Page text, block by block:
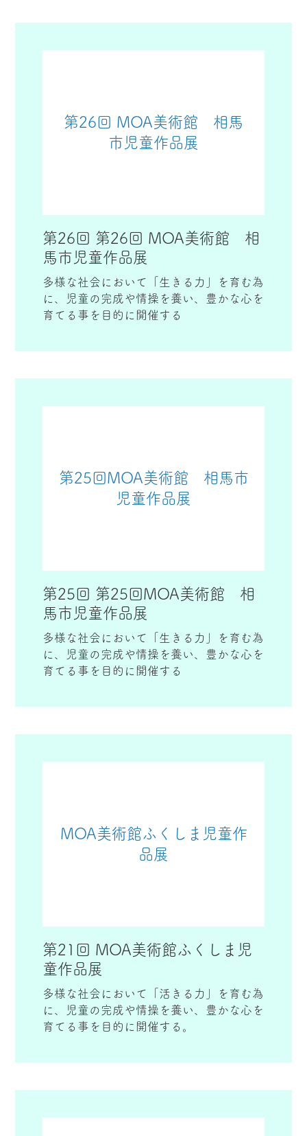
領」にもとづき、子どもたちが自然・環
第26回 MOA美術館 相馬
市児童作品展
第26回 第26回 MOA美術館 相
馬市児童作品展
多様な社会において「生きる力」を育む為
に、児童の完成や情操を養い、豊かな心を
育てる事を目的に開催する
第25回MOA美術館 相馬市
児童作品展
第25回 第25回MOA美術館 相
馬市児童作品展
多様な社会において「生きる力」を育む為
に、児童の完成や情操を養い、豊かな心を
育てる事を目的に開催する
MOA美術館ふくしま児童作
品展
第21回 MOA美術館ふくしま児
童作品展
多様な社会において「活きる力」を育む為
に、児童の完成や情操を養い、豊かな心を
育てる事を目的に開催する。